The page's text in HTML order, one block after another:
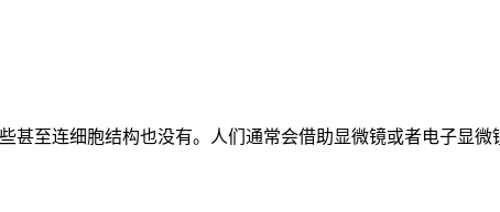
至连细胞结构也没有。人们通常会借助显微镜或者电子显微